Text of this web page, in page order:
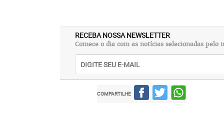
RECEBA NOSSA NEWSLETTER
Comece o dia com as notícias selecionadas pelo
COMPARTILHE